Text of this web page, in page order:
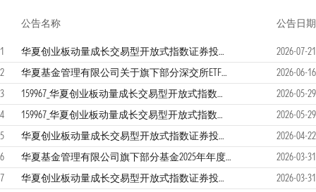
公告名称 公告日期
1 华夏创业板动量成长交易型开放式指数证券投资基金2026年第二季度报告
2026-07-21
2
华夏基金管理有限公司关于旗下部分深交所ETF新增华源证券股份有限公司为申购赎回代办证券公司的公告
2026-06-16
3
159967_华夏创业板动量成长交易型开放式指数证券投资基金招募说明书更新（2026年5月29日公告）
2026-05-29
4
159967_华夏创业板动量成长交易型开放式指数证券投资基金基金产品资料概要更新（2026-05-29）
2026-05-29
5
华夏创业板动量成长交易型开放式指数证券投资基金2026年第一季度报告
2026-04-22
6
华夏基金管理有限公司旗下部分基金2025年年度报告提示性公告
2026-03-31
7
华夏创业板动量成长交易型开放式指数证券投资基金2025年年度报告 2026-03-31